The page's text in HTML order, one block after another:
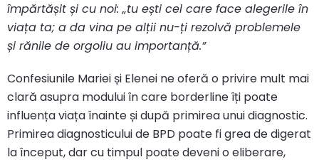
împărtășit și cu noi: „tu ești cel care face alegerile în
viața ta; a da vina pe alții nu-ți rezolvă problemele
și rănile de orgoliu au importanță.”
Confesiunile Mariei și Elenei ne oferă o privire mult mai
clară asupra modului în care borderline îți poate
influența viața înainte și după primirea unui diagnostic.
Primirea diagnosticului de BPD poate fi grea de digerat
la început, dar cu timpul poate deveni o eliberare,